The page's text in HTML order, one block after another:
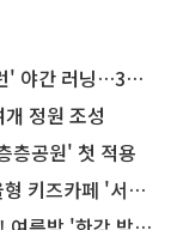
닝…300명 모집
정원 조성
층공원' 첫 적용
'서울가족플라자점'